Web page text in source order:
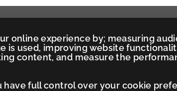
online experience by; measuring
is used, improving website
content, and measure the
have full control over your cookie